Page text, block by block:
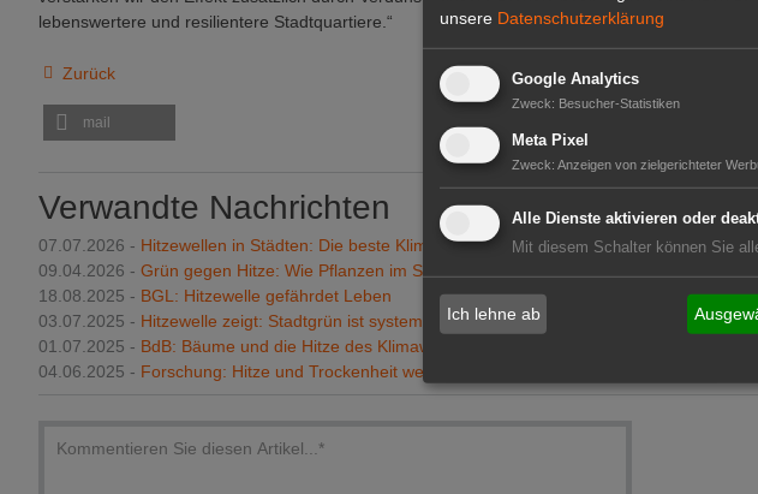
lebenswertere und resilientere Stadtquartiere.“
Zurück
mail
Verwandte Nachrichten
07.07.2026 - Hitzewellen in Städten: Die beste Klimaanlage wächst aus dem Boden
09.04.2026 - Grün gegen Hitze: Wie Pflanzen im Sommer für Abkühlung sorgen
18.08.2025 - BGL: Hitzewelle gefährdet Leben
03.07.2025 - Hitzewelle zeigt: Stadtgrün ist systemrelevant
01.07.2025 - BdB: Bäume und die Hitze des Klimawandels
04.06.2025 - Forschung: Hitze und Trockenheit werden häufiger gleichzeitig auftreten
unsere Datenschutzerklärung
Google Analytics
Zweck: Besucher-Statistiken
Meta Pixel
Zweck: Anzeigen von zielgerichteter
Alle Dienste aktivieren oder
Mit diesem Schalter können Sie
Ich lehne ab